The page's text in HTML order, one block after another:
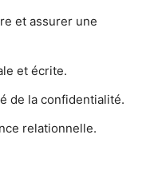
et assurer une
et écrite.
de la confidentialité.
relationnelle.